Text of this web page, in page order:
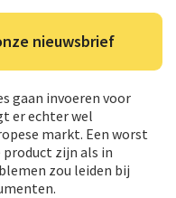
nieuwsbrief
gaan invoeren voor
er echter wel
markt. Een worst
zijn als in
zou leiden bij